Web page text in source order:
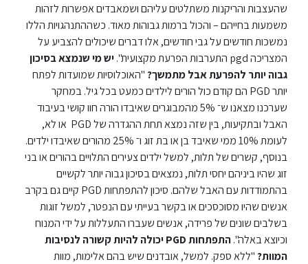
בוגרים
סגל
שכר
לימוד
מחקר
והוראה
היחידה
לבינלאומיות
שהעצבות והריקנות משתלטים עליהם ושמאבדים אפשרות לזהות
משמעות בחייהם – והכול ברמות גבוהות מאוד. כשההתנהגויות הללו
נמשכות חודשים על גבי חודשים, אלו דברים שיכולים להצביע על
המצריכה pgd התערבות הפרעת מקצועית".
יש מי שנמצא בסיכון
גבוה יותר להפרעת אבל מתמשך?"האוכלוסיות שמועדות לפתח
יותר PGD הם קודם כול הורים לילדים כמעט בכל גיל. במחקר
שערכנו מצאנו ש־ 5% מהמבוגרים שאיבדו הורה חוו קושי בעיבוד
האבל ובתקיעות, בין שזה נמצא תחת ההגדרה של PGD או לא,
לעומת 10% ממי שאיבד בן או בת זוג ו־ 25% מהורים שאיבדו ילדים.
בנוסף, קשרים של תלות, למשל ילדים צעירים התלויים בהורים או בני
זוג שהיו ביניהם יחסי תלות, נמצאים בסיכון גבוה יותר לקשיים
בהתמודדות עם האבל שלהם. סיכון להתפתחות PGD קיים גם בקרב
אנשים שהיו מסוכסכים או בקשר בעייתי עם הנפטר, למשל זוגות
בשלבים שונים של פרידה, אנשים שעברו התעללות על ידי המנוח
וכיוצא באלה".
התפתחות PGD יכולה להיות קשורה לנסיבות
המוות?"ללא ספק. למשל, אובדנים שיש בהם אלימות, מוות